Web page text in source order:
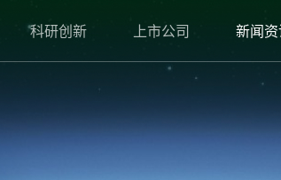
科研创新 上市公司 新闻